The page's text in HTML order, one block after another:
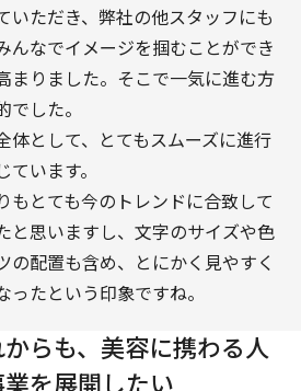
いただき、弊社の他スタッフにも
んなでイメージを掴むことができ
まりました。そこで一気に進む方
した。
体として、とてもスムーズに進行
います。
もとても今のトレンドに合致して
と思いますし、文字のサイズや色
の配置も含め、とにかく見やすく
たという印象ですね。
らも、美容に携わる人
を展開したい